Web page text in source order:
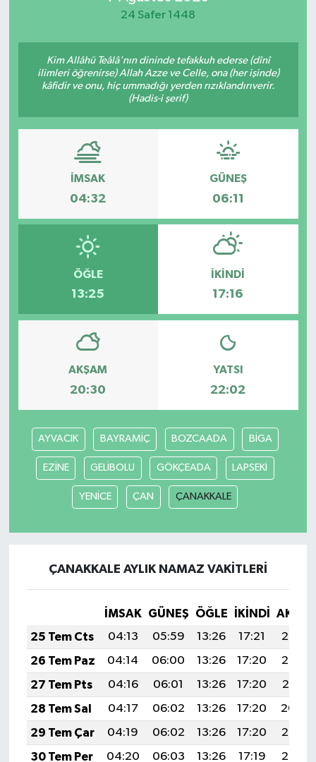
24 Safer 1448
Kim Allâhü Teâlâ'nın dininde tefakkuh ederse (dînî
ilimleri öğrenirse) Allah Azze ve Celle, ona (her işinde)
kâfidir ve onu, hiç ummadığı yerden rızıklandırıverir.
(Hadis-i şerif)
İMSAK
04:32
GÜNEŞ
06:11
ÖĞLE
13:25
İKINDI
17:16
AKŞAM
20:30
YATSI
22:02
AYVACIK BAYRAMİÇ BOZCAADA BİGA
EZİNE GELİBOLU GÖKÇEADA LAPSEKİ
YENİCE ÇAN ÇANAKKALE
ÇANAKKALE AYLIK NAMAZ VAKITLERI
İMSAK GÜNEŞ ÖĞLE İKINDI
25 Tem Cts
04:13 05:59 13:26 17:21
20:43
26 Tem Paz
04:14 06:00 13:26 17:20
20:42
27 Tem Pts
04:16 06:01 13:26 17:20
20:41
28 Tem Sal
04:17 06:02 13:26 17:20
20:40
29 Tem Çar
04:19 06:02 13:26 17:20
20:39
30 Tem Per
04:20 06:03 13:26 17:19
20:38